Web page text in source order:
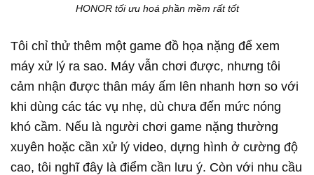
HONOR tối ưu hoá phần mềm rất tốt
Tôi chỉ thử thêm một game đồ họa nặng để xem
máy xử lý ra sao. Máy vẫn chơi được, nhưng tôi
cảm nhận được thân máy ấm lên nhanh hơn so với
khi dùng các tác vụ nhẹ, dù chưa đến mức nóng
khó cầm. Nếu là người chơi game nặng thường
xuyên hoặc cần xử lý video, dựng hình ở cường độ
cao, tôi nghĩ đây là điểm cần lưu ý. Còn với nhu cầu